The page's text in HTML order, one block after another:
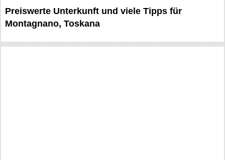
Preiswerte Unterkunft und viele Tipps für
Montagnano, Toskana